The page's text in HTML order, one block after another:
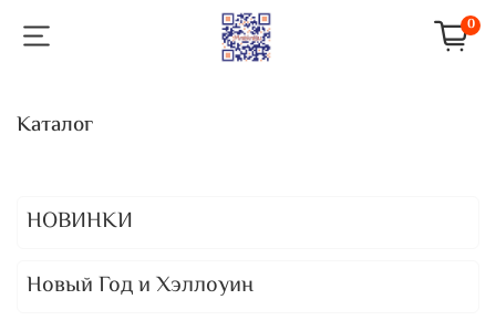
0
Каталог
НОВИНКИ
Новый Год и Хэллоуин